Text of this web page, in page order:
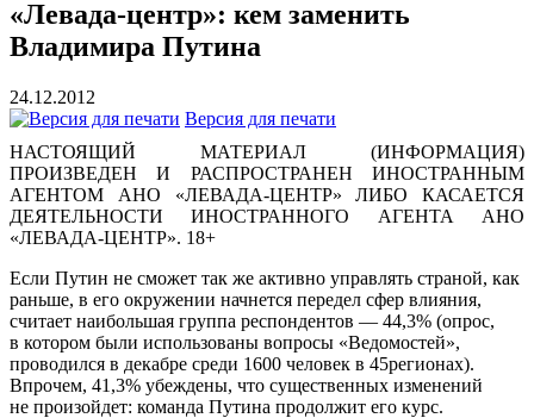
«Левада-центр»: кем заменить
Владимира Путина
24.12.2012
Версия для печати
НАСТОЯЩИЙ МАТЕРИАЛ (ИНФОРМАЦИЯ)
ПРОИЗВЕДЕН И РАСПРОСТРАНЕН ИНОСТРАННЫМ
АГЕНТОМ АНО «ЛЕВАДА-ЦЕНТР» ЛИБО КАСАЕТСЯ
ДЕЯТЕЛЬНОСТИ ИНОСТРАННОГО АГЕНТА АНО
«ЛЕВАДА-ЦЕНТР». 18+
Если Путин не сможет так же активно управлять страной, как
раньше, в его окружении начнется передел сфер влияния,
считает наибольшая группа респондентов — 44,3% (опрос,
в котором были использованы вопросы «Ведомостей»,
проводился в декабре среди 1600 человек в 45регионах).
Впрочем, 41,3% убеждены, что существенных изменений
не произойдет: команда Путина продолжит его курс.